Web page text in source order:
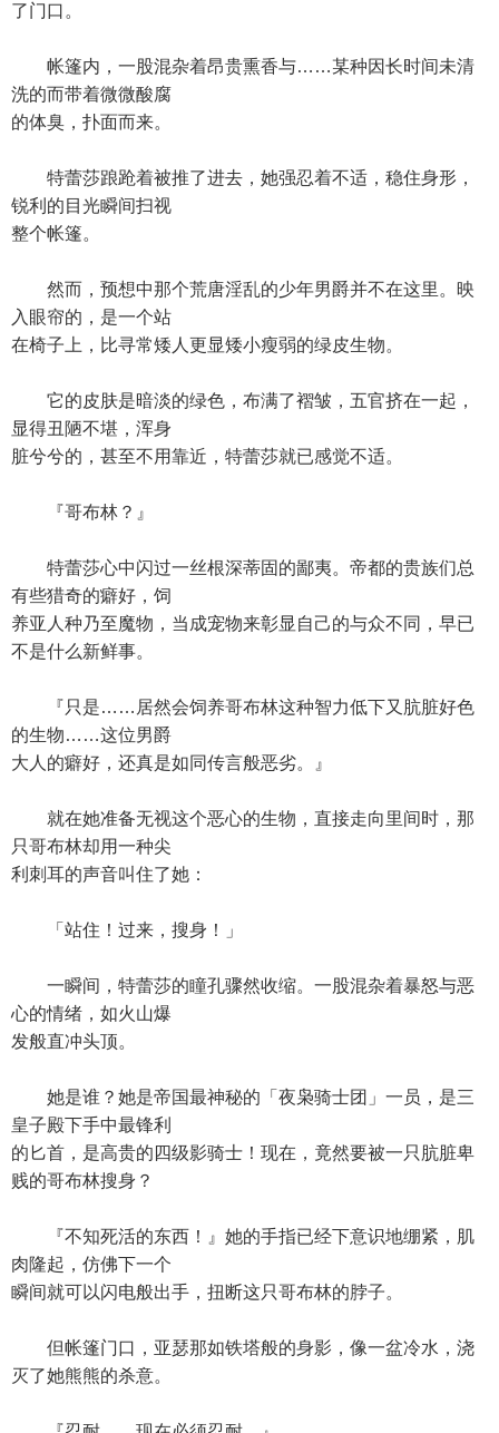
了门口。
帐篷内，一股混杂着昂贵熏香与……某种因长时间未清
洗的而带着微微酸腐
的体臭，扑面而来。
特蕾莎踉跄着被推了进去，她强忍着不适，稳住身形，
锐利的目光瞬间扫视
整个帐篷。
然而，预想中那个荒唐淫乱的少年男爵并不在这里。映
入眼帘的，是一个站
在椅子上，比寻常矮人更显矮小瘦弱的绿皮生物。
它的皮肤是暗淡的绿色，布满了褶皱，五官挤在一起，
显得丑陋不堪，浑身
脏兮兮的，甚至不用靠近，特蕾莎就已感觉不适。
『哥布林？』
特蕾莎心中闪过一丝根深蒂固的鄙夷。帝都的贵族们总
有些猎奇的癖好，饲
养亚人种乃至魔物，当成宠物来彰显自己的与众不同，早已
不是什么新鲜事。
『只是……居然会饲养哥布林这种智力低下又肮脏好色
的生物……这位男爵
大人的癖好，还真是如同传言般恶劣。』
就在她准备无视这个恶心的生物，直接走向里间时，那
只哥布林却用一种尖
利刺耳的声音叫住了她：
「站住！过来，搜身！」
一瞬间，特蕾莎的瞳孔骤然收缩。一股混杂着暴怒与恶
心的情绪，如火山爆
发般直冲头顶。
她是谁？她是帝国最神秘的「夜枭骑士团」一员，是三
皇子殿下手中最锋利
的匕首，是高贵的四级影骑士！现在，竟然要被一只肮脏卑
贱的哥布林搜身？
『不知死活的东西！』她的手指已经下意识地绷紧，肌
肉隆起，仿佛下一个
瞬间就可以闪电般出手，扭断这只哥布林的脖子。
但帐篷门口，亚瑟那如铁塔般的身影，像一盆冷水，浇
灭了她熊熊的杀意。